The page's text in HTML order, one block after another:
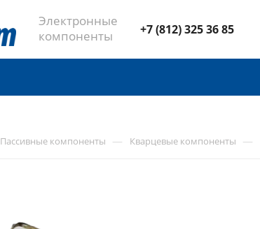
Электронные
компоненты
+7 (812) 325 36 85
Пассивные компоненты — Кварцевые компоненты —